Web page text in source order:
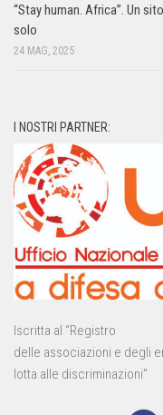
“Stay human. Africa”. Un
solo
24 MAG, 2025
I NOSTRI PARTNER:
Iscritta al “Registro
delle associazioni e degli
lotta alle discriminazioni”